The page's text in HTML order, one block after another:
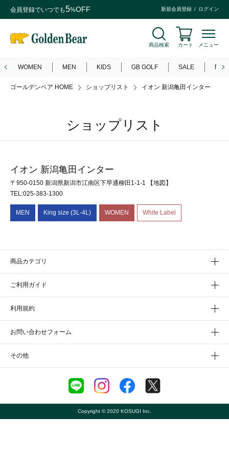
会員登録でいつでも5%OFF 新規会員登録 ログイン
商品検索 カート メニュー
WOMEN MEN KIDS GB GOLF SALE
ゴールデンベア HOME ショップリスト イオン 新潟亀田インター
ショップリスト
イオン 新潟亀田インター
〒950-0150 新潟県新潟市江南区下早通柳田1-1-1
【地図】
TEL:025-383-1300
MEN King size (3L-4L) WOMEN White Label
商品カテゴリ
ご利用ガイド
利用規約
お問い合わせフォーム
その他
Copyright © 2020 KOSUGI Inc.